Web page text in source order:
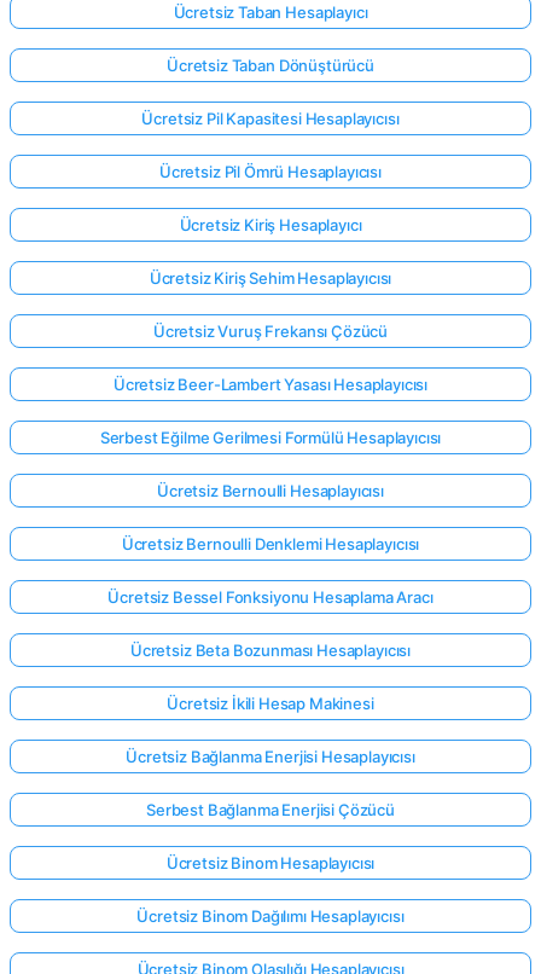
Ücretsiz Taban Hesaplayıcı
Ücretsiz Taban Dönüştürücü
Ücretsiz Pil Kapasitesi Hesaplayıcısı
Ücretsiz Pil Ömrü Hesaplayıcısı
Ücretsiz Kiriş Hesaplayıcı
Ücretsiz Kiriş Sehim Hesaplayıcısı
Ücretsiz Vuruş Frekansı Çözücü
Ücretsiz Beer-Lambert Yasası Hesaplayıcısı
Serbest Eğilme Gerilmesi Formülü Hesaplayıcısı
Ücretsiz Bernoulli Hesaplayıcısı
Ücretsiz Bernoulli Denklemi Hesaplayıcısı
Ücretsiz Bessel Fonksiyonu Hesaplama Aracı
Ücretsiz Beta Bozunması Hesaplayıcısı
Ücretsiz İkili Hesap Makinesi
Ücretsiz Bağlanma Enerjisi Hesaplayıcısı
Serbest Bağlanma Enerjisi Çözücü
Ücretsiz Binom Hesaplayıcısı
Ücretsiz Binom Dağılımı Hesaplayıcısı
Ücretsiz Binom Olasılığı Hesaplayıcısı